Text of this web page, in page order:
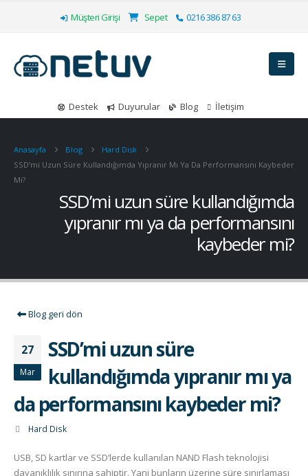
Müşteri Girişi Sepet 0216 386 87 63
Destek Duyurular Blog İletişim
Anasayfa Blog
Hard Disk
SSD’mi Uzun Süre Kullandığımda Yıpranır Mı Ya Da Performansını Kaybeder
Mi?
SSD’mi uzun süre kullandığımda
yıpranır mı ya da performansını
kaybeder mi?
Blog geri dön
27
Mar
SSD’mi uzun süre
kullandığımda yıpranır mı ya
da performansını kaybeder mi?
Hard Disk
USB, SD kartlar ve SSD’lerde kullanılan NAND Flash teknolojisi
dayanıklılık sınırına sahiptir. Yani bunların üzerine süre sınırlaması